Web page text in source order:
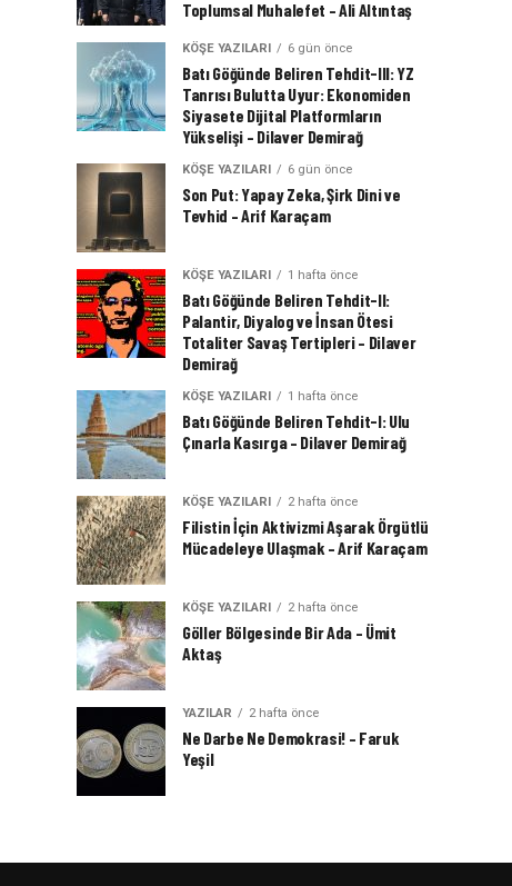
Toplumsal Muhalefet – Ali Altıntaş
KÖŞE YAZILARI 6 gün önce
Batı Göğünde Beliren Tehdit-III: YZ
Tanrısı Bulutta Uyur: Ekonomiden
Siyasete Dijital Platformların
Yükselişi – Dilaver Demirağ
KÖŞE YAZILARI 6 gün önce
Son Put: Yapay Zeka, Şirk Dini ve
Tevhid – Arif Karaçam
KÖŞE YAZILARI 1 hafta önce
Batı Göğünde Beliren Tehdit-II:
Palantir, Diyalog ve İnsan Ötesi
Totaliter Savaş Tertipleri – Dilaver
Demirağ
KÖŞE YAZILARI 1 hafta önce
Batı Göğünde Beliren Tehdit-I: Ulu
Çınarla Kasırga – Dilaver Demirağ
KÖŞE YAZILARI 2 hafta önce
Filistin İçin Aktivizmi Aşarak Örgütlü
Mücadeleye Ulaşmak – Arif Karaçam
KÖŞE YAZILARI 2 hafta önce
Göller Bölgesinde Bir Ada – Ümit
Aktaş
YAZILAR 2 hafta önce
Ne Darbe Ne Demokrasi! – Faruk
Yeşil